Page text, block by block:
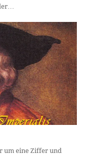
um eine Ziffer und